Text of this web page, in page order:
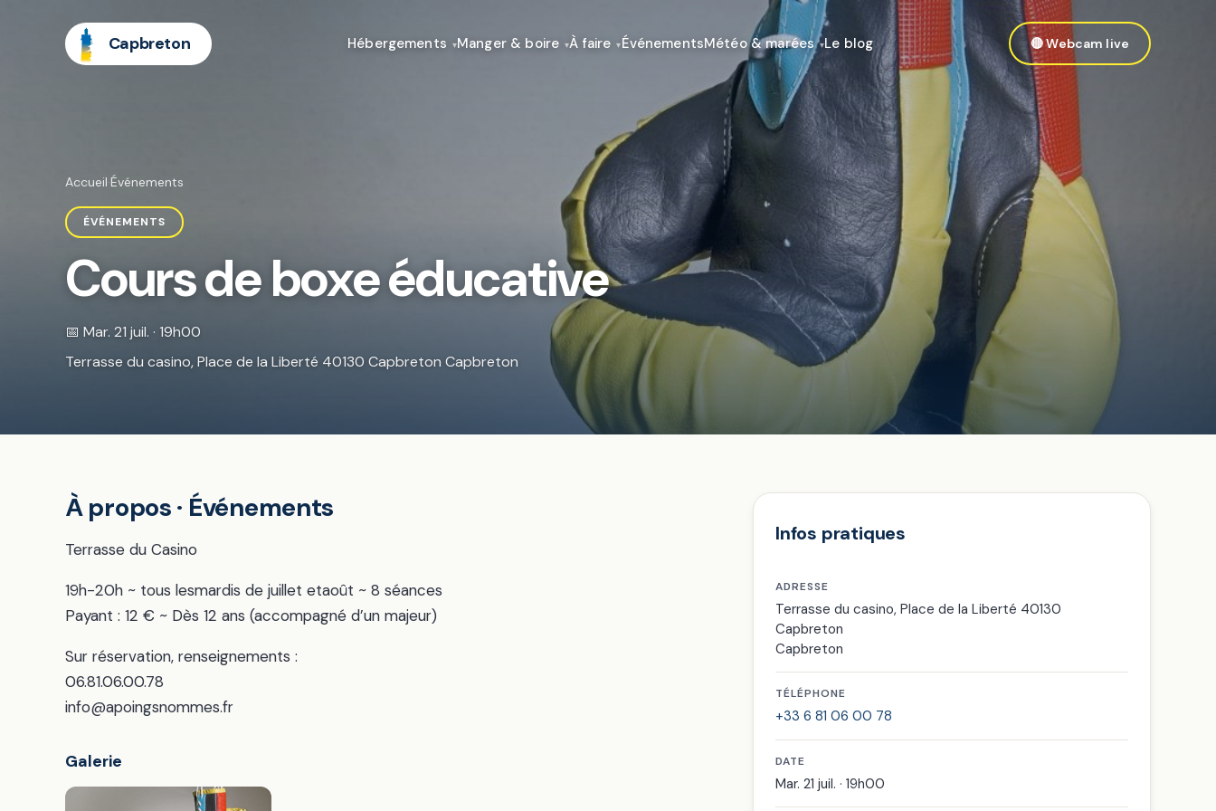
Capbreton Hébergements Manger & boire À faire ÉvénementsMétéo & marées Le blog 🔴 Webcam live
Accueil·Événements
ÉVÉNEMENTS
Cours de boxe éducative
📅 Mar. 21 juil. · 19h00
Terrasse du casino, Place de la Liberté 40130 Capbreton Capbreton
À propos · Événements
Terrasse du Casino
19h-20h ~ tous lesmardis de juillet etaoût ~ 8 séances
Payant : 12 € ~ Dès 12 ans (accompagné d’un majeur)
Sur réservation, renseignements :
06.81.06.00.78
info@apoingsnommes.fr
Galerie
Infos pratiques
ADRESSE
Terrasse du casino, Place de la Liberté 40130
Capbreton
Capbreton
TÉLÉPHONE
+33 6 81 06 00 78
DATE
Mar. 21 juil. · 19h00